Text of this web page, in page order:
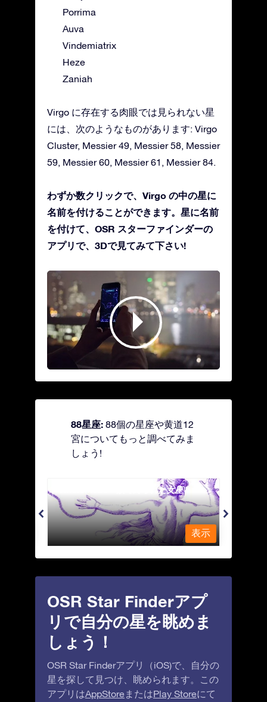
Porrima
Auva
Vindemiatrix
Heze
Zaniah
Virgo に存在する肉眼では見られない星
には、次のようなものがあります: Virgo
Cluster, Messier 49, Messier 58, Messier
59, Messier 60, Messier 61, Messier 84.
わずか数クリックで、Virgo の中の星に
名前を付けることができます。星に名前
を付けて、OSR スターファインダーの
アプリで、3Dで見てみて下さい!
88星座: 88個の星座や黄道12
宮についてもっと調べてみま
しょう!
Andromeda - 鎖で縛られた女座
表示
OSR Star Finderアプ
リで自分の星を眺めま
しょう！
OSR Star Finderアプリ（iOS)で、自分の
星を探して見つけ、眺められます。この
アプリはAppStore またはPlay Storeにて